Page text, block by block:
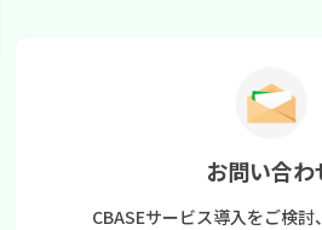
お問い合わ
CBASEサービス導入をご検討、